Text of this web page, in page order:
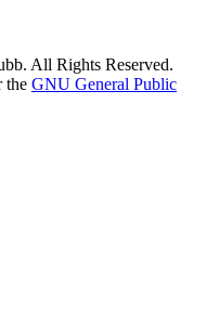
All Rights Reserved.
the GNU General Public